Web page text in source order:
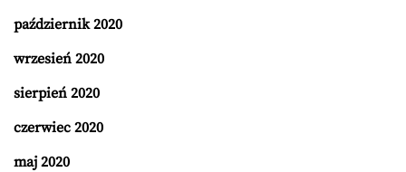
październik 2020
wrzesień 2020
sierpień 2020
czerwiec 2020
maj 2020